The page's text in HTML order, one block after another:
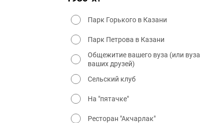
Парк Горького в Казани
Парк Петрова в Казани
Общежитие вашего вуза (или вуза
ваших друзей)
Сельский клуб
На "пятачке"
Ресторан "Акчарлак"